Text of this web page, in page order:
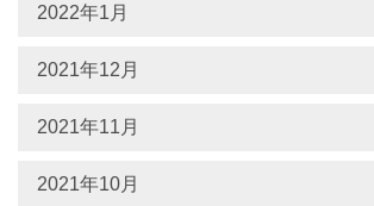
2022年1月
2021年12月
2021年11月
2021年10月